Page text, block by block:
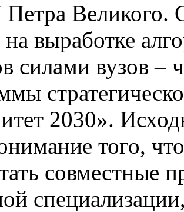
Великого.
на выработке
силами вузов –
2030».
того,
совместные